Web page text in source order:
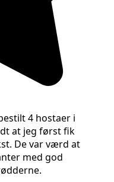
4 hostaer i
at jeg først fik
De var værd at
med god